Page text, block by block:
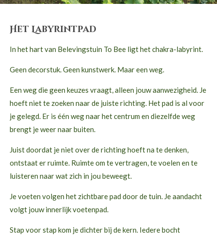
Het Labyrintpad
In het hart van Belevingstuin To Bee ligt het chakra-labyrint.
Geen decorstuk. Geen kunstwerk. Maar een weg.
Een weg die geen keuzes vraagt, alleen jouw aanwezigheid. Je
hoeft niet te zoeken naar de juiste richting. Het pad is al voor
je gelegd. Er is één weg naar het centrum en diezelfde weg
brengt je weer naar buiten.
Juist doordat je niet over de richting hoeft na te denken,
ontstaat er ruimte. Ruimte om te vertragen, te voelen en te
luisteren naar wat zich in jou beweegt.
Je voeten volgen het zichtbare pad door de tuin. Je aandacht
volgt jouw innerlijk voetenpad.
Stap voor stap kom je dichter bij de kern. Iedere bocht